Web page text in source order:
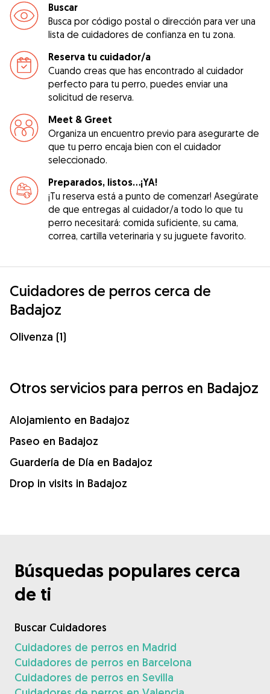
Buscar
Busca por código postal o dirección para ver una
lista de cuidadores de confianza en tu zona.
Reserva tu cuidador/a
Cuando creas que has encontrado al cuidador
perfecto para tu perro, puedes enviar una
solicitud de reserva.
Meet & Greet
Organiza un encuentro previo para asegurarte de
que tu perro encaja bien con el cuidador
seleccionado.
Preparados, listos...¡YA!
¡Tu reserva está a punto de comenzar! Asegúrate
de que entregas al cuidador/a todo lo que tu
perro necesitará: comida suficiente, su cama,
correa, cartilla veterinaria y su juguete favorito.
Cuidadores de perros cerca de
Badajoz
Olivenza (1)
Otros servicios para perros en Badajoz
Alojamiento en Badajoz
Paseo en Badajoz
Guardería de Día en Badajoz
Drop in visits in Badajoz
Búsquedas populares cerca
de ti
Buscar Cuidadores
Cuidadores de perros en Madrid
Cuidadores de perros en Barcelona
Cuidadores de perros en Sevilla